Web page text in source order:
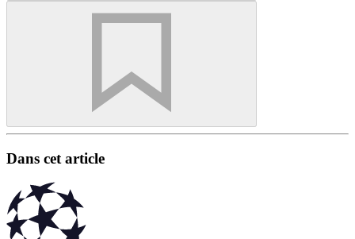
Dans cet article